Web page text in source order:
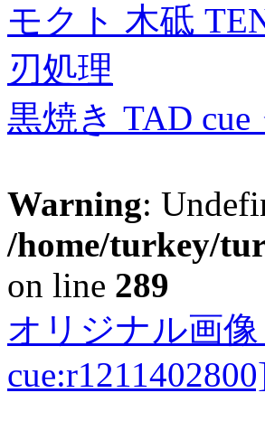
モクト 木砥
刃処理
黒焼き TAD
Warning:
/home/turkey/
on line 289
オリジナル画